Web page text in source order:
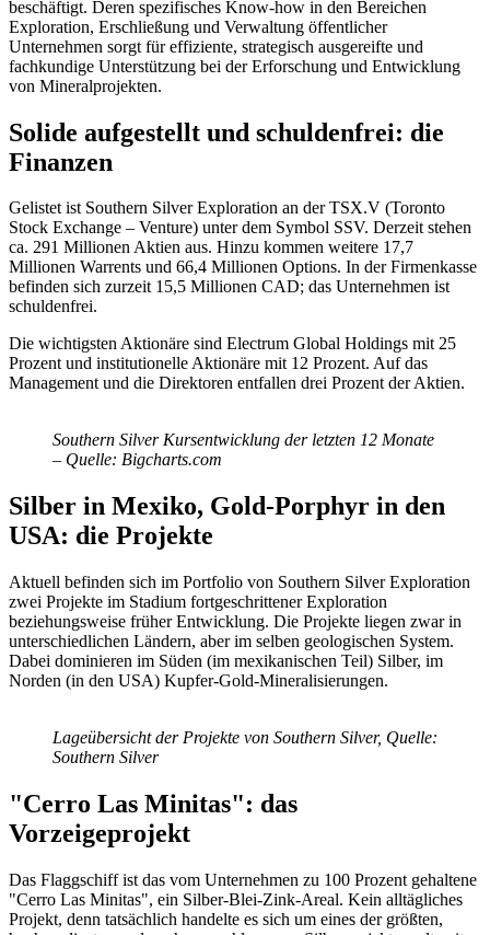
beschäftigt. Deren spezifisches Know-how in den Bereichen
Exploration, Erschließung und Verwaltung öffentlicher
Unternehmen sorgt für effiziente, strategisch ausgereifte und
fachkundige Unterstützung bei der Erforschung und Entwicklung
von Mineralprojekten.
Solide aufgestellt und schuldenfrei: die
Finanzen
Gelistet ist Southern Silver Exploration an der TSX.V (Toronto
Stock Exchange – Venture) unter dem Symbol SSV. Derzeit stehen
ca. 291 Millionen Aktien aus. Hinzu kommen weitere 17,7
Millionen Warrents und 66,4 Millionen Options. In der Firmenkasse
befinden sich zurzeit 15,5 Millionen CAD; das Unternehmen ist
schuldenfrei.
Die wichtigsten Aktionäre sind Electrum Global Holdings mit 25
Prozent und institutionelle Aktionäre mit 12 Prozent. Auf das
Management und die Direktoren entfallen drei Prozent der Aktien.
Southern Silver Kursentwicklung der letzten 12 Monate
– Quelle: Bigcharts.com
Silber in Mexiko, Gold-Porphyr in den
USA: die Projekte
Aktuell befinden sich im Portfolio von Southern Silver Exploration
zwei Projekte im Stadium fortgeschrittener Exploration
beziehungsweise früher Entwicklung. Die Projekte liegen zwar in
unterschiedlichen Ländern, aber im selben geologischen System.
Dabei dominieren im Süden (im mexikanischen Teil) Silber, im
Norden (in den USA) Kupfer-Gold-Mineralisierungen.
Lageübersicht der Projekte von Southern Silver, Quelle:
Southern Silver
"Cerro Las Minitas": das
Vorzeigeprojekt
Das Flaggschiff ist das vom Unternehmen zu 100 Prozent gehaltene
"Cerro Las Minitas", ein Silber-Blei-Zink-Areal. Kein alltägliches
Projekt, denn tatsächlich handelte es sich um eines der größten,